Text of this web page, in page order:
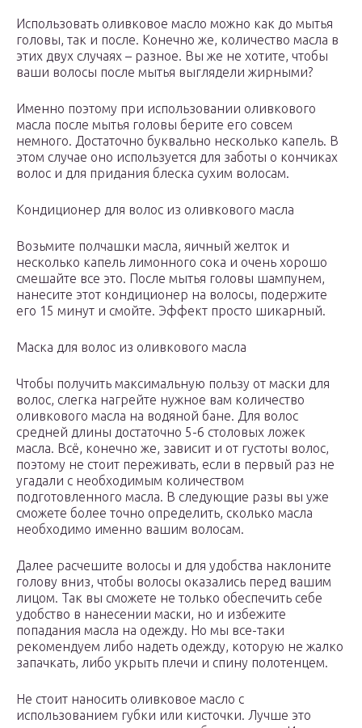
Использовать оливковое масло можно как до мытья
головы, так и после. Конечно же, количество масла в
этих двух случаях – разное. Вы же не хотите, чтобы
ваши волосы после мытья выглядели жирными?
Именно поэтому при использовании оливкового
масла после мытья головы берите его совсем
немного. Достаточно буквально несколько капель. В
этом случае оно используется для заботы о кончиках
волос и для придания блеска сухим волосам.
Кондиционер для волос из оливкового масла
Возьмите полчашки масла, яичный желток и
несколько капель лимонного сока и очень хорошо
смешайте все это. После мытья головы шампунем,
нанесите этот кондиционер на волосы, подержите
его 15 минут и смойте. Эффект просто шикарный.
Маска для волос из оливкового масла
Чтобы получить максимальную пользу от маски для
волос, слегка нагрейте нужное вам количество
оливкового масла на водяной бане. Для волос
средней длины достаточно 5-6 столовых ложек
масла. Всё, конечно же, зависит и от густоты волос,
поэтому не стоит переживать, если в первый раз не
угадали с необходимым количеством
подготовленного масла. В следующие разы вы уже
сможете более точно определить, сколько масла
необходимо именно вашим волосам.
Далее расчешите волосы и для удобства наклоните
голову вниз, чтобы волосы оказались перед вашим
лицом. Так вы сможете не только обеспечить себе
удобство в нанесении маски, но и избежите
попадания масла на одежду. Но мы все-таки
рекомендуем либо надеть одежду, которую не жалко
запачкать, либо укрыть плечи и спину полотенцем.
Не стоит наносить оливковое масло с
использованием губки или кисточки. Лучше это